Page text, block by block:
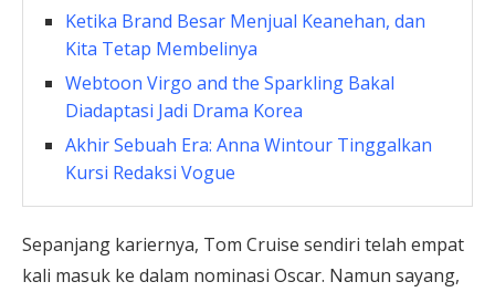
Ketika Brand Besar Menjual Keanehan, dan
Kita Tetap Membelinya
Webtoon Virgo and the Sparkling Bakal
Diadaptasi Jadi Drama Korea
Akhir Sebuah Era: Anna Wintour Tinggalkan
Kursi Redaksi Vogue
Sepanjang kariernya, Tom Cruise sendiri telah empat
kali masuk ke dalam nominasi Oscar. Namun sayang,